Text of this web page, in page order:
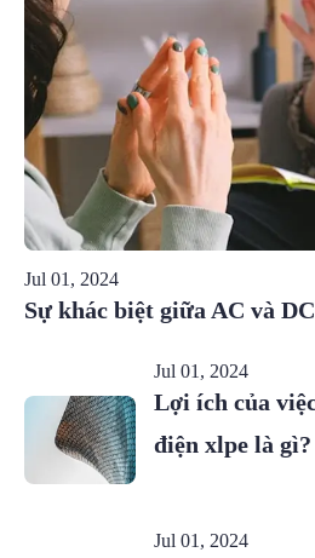
Jul 01, 2024
Sự khác biệt giữa AC và
Jul 01, 2024
Lợi ích của
điện xlpe là gì?
Jul 01, 2024